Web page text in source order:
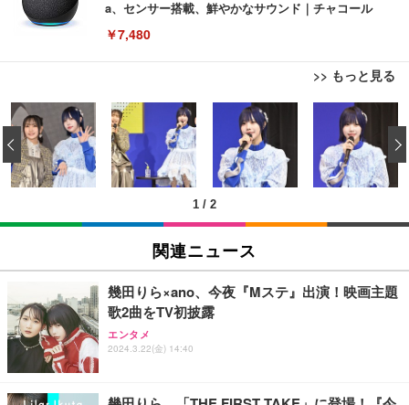
a、センサー搭載、鮮やかなサウンド｜チャコール
￥7,480
>> もっと見る
[EdoErgo] オフィスチェア 椅子 テレワーク 疲れな
い 跳ね上げ式アームレスト コンパクト 約105度ロッ
キング pc 事務椅子 360度回転 座面昇降 強化ナイロ
ン樹脂ベース 通気性メッシュ 在宅ワーク H-WY01
(黒網+黒枠+黒足)
￥5,699
SIHOO B100 オフィスチェア／デスクチェア メッシ
ュチェア 人間工学 疲れない ブラック
￥27,999
Sezlife オフィスチェア デスクチェア 疲れない テレ
ワーク チェア 強化バックレスト 30度ロッキング機
能 人間工学 椅子 腰サポート 90度跳ね上げ式アーム
EIZO ビジネス向けプレミアムモニター | FlexScan
EV3240X-WT | 31.5型4K UHD・USB Type-C・ホワ
イト
￥105,595
EIZO ビジネス向けプレミアムモニター | FlexScan
￥109,572
【純正品】27"ゲーミングモニター DualSense 充電
フック付き（CFI-ZDM1J）
Amazonベーシック ペットシーツ 薄型 レギュラー 1
回使い捨て 無香料 ホワイト 300枚
￥3,373
Amazonベーシック ペットシーツ 厚型 ワイド 42枚
x2袋(84枚) ホワイト(吸収面:ライトブルー)
￥3,234
ネオ・ルーライフ ネオ・オムツ L 中型犬用 26枚入
り 単品
1 / 2
‹
関連ニュース
幾田りら×ano、今夜『Mステ』出演！映画主題
歌2曲をTV初披露
エンタメ
2024.3.22(金) 14:40